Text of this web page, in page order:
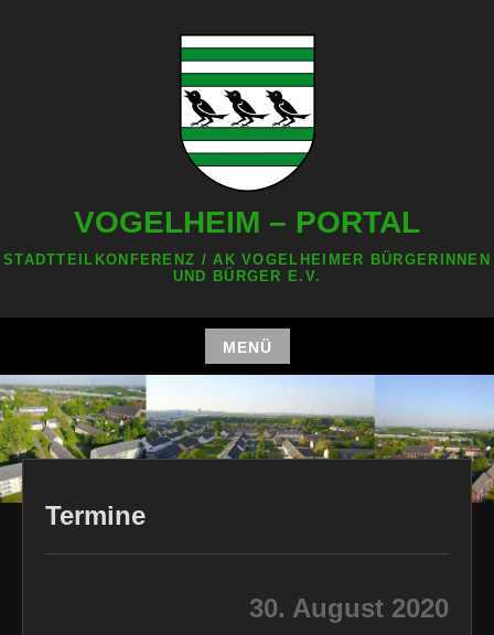
VOGELHEIM – PORTAL
STADTTEILKONFERENZ / AK VOGELHEIMER BÜRGERINNEN
UND BÜRGER E.V.
MENÜ
Zum
Inhalt
springen
Termine
30. August 2020